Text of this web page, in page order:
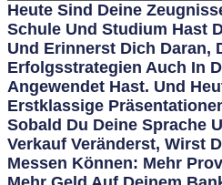
Heute Sind Deine
Schule Und Studium Hast
Und Erinnerst Dich Daran,
Erfolgsstrategien Auch In
Angewendet Hast. Und
Erstklassige
Sobald Du Deine Sprache
Verkauf Veränderst, Wirst
Messen Können: Mehr